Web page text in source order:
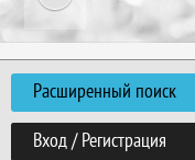
Расширенный поиск
Вход / Регистрация